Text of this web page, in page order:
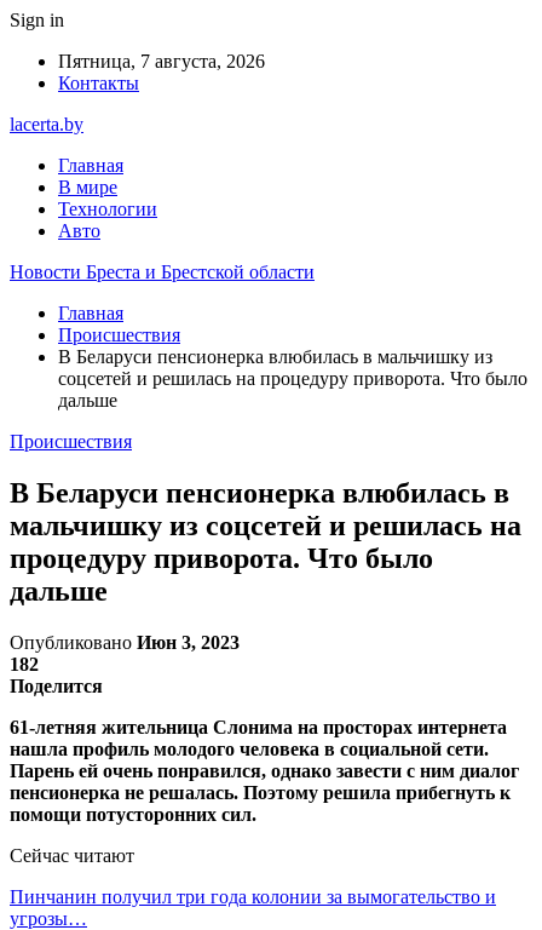
Sign in
Пятница, 7 августа, 2026
Контакты
lacerta.by
Главная
В мире
Технологии
Авто
Новости Бреста и Брестской области
Главная
Происшествия
В Беларуси пенсионерка влюбилась в мальчишку из
соцсетей и решилась на процедуру приворота. Что было
дальше
Происшествия
В Беларуси пенсионерка влюбилась в
мальчишку из соцсетей и решилась на
процедуру приворота. Что было
дальше
Опубликовано Июн 3, 2023
182
Поделится
61-летняя жительница Слонима на просторах интернета
нашла профиль молодого человека в социальной сети.
Парень ей очень понравился, однако завести с ним диалог
пенсионерка не решалась. Поэтому решила прибегнуть к
помощи потусторонних сил.
Сейчас читают
Пинчанин получил три года колонии за вымогательство и
угрозы…